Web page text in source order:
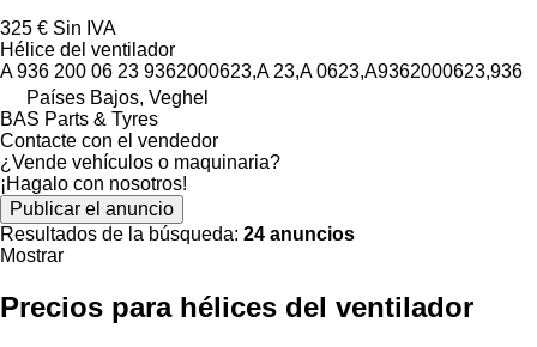
325 € Sin IVA
Hélice del ventilador
A 936 200 06 23 9362000623,A 23,A 0623,A9362000623,936
Países Bajos, Veghel
BAS Parts & Tyres
Contacte con el vendedor
¿Vende vehículos o maquinaria?
¡Hagalo con nosotros!
Publicar el anuncio
Resultados de la búsqueda: 24 anuncios
Mostrar
Precios para hélices del ventilador